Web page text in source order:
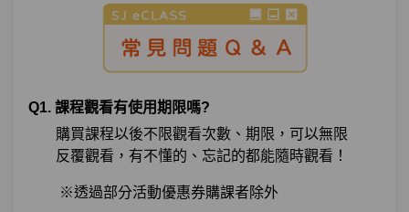
Q1. 課程觀看有使用期限嗎?
購買課程以後不限觀看次數、期限，可以無限
反覆觀看，有不懂的、忘記的都能隨時觀看！
※透過部分活動優惠券購課者除外